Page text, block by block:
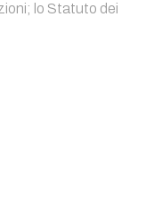
lo Statuto dei